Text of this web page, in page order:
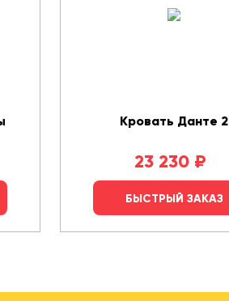
Кровать Данте 2
23 230 ₽
БЫСТРЫЙ ЗАКАЗ